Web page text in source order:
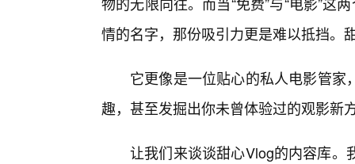
情的名字，那份吸引力更是难以抵挡。
它更像是一位贴心的私人电影管
趣，甚至发掘出你未曾体验过的观影新
让我们来谈谈甜心Vlog的内容库。